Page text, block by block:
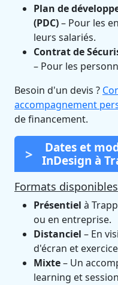
Plan de
(PDC)– Pour les
leurs salariés.
Contrat de
– Pour les
Besoin d'un devis ?
accompagnement
de financement.
Dates et
InDesign à
Formats disponibles
Présentiel à
ou en entreprise.
Distanciel – En
d'écran et
Mixte– Un
learning et